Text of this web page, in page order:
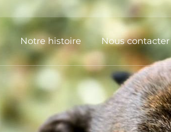
Notre histoire Nous contacter